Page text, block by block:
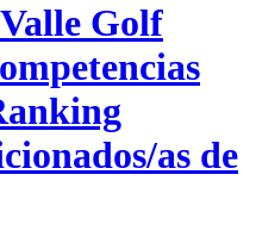
Golf
as de